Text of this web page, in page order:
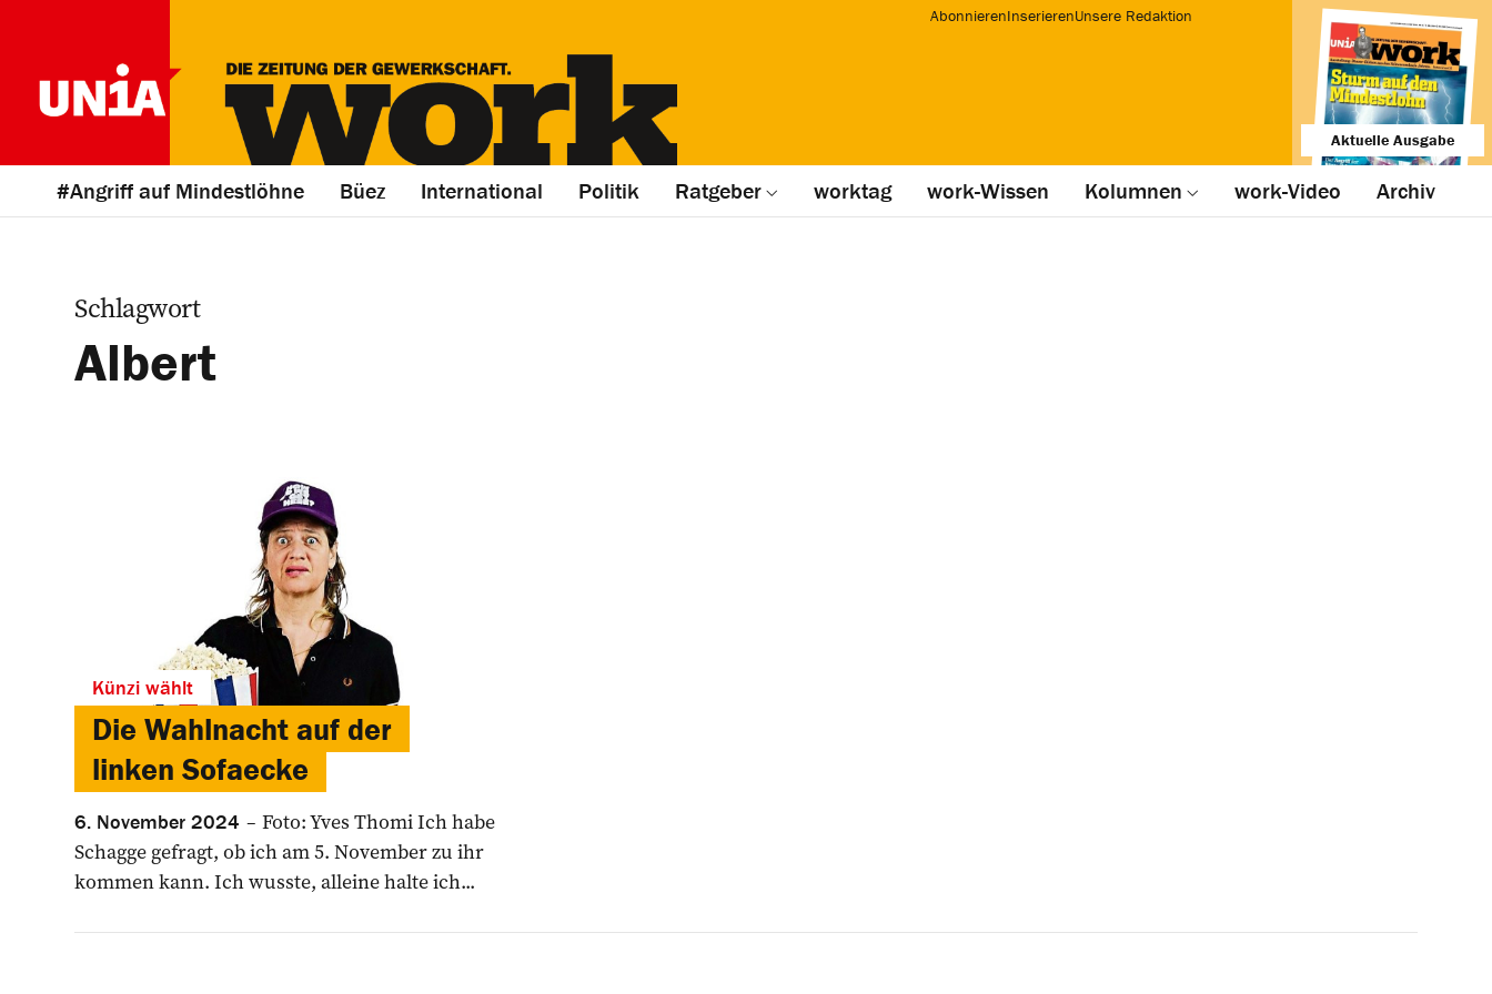
AbonnierenInserierenUnsere Redaktion
Aktuelle Ausgabe
#Angriff auf Mindestlöhne Büez International Politik Ratgeber worktag work-Wissen Kolumnen work-Video Archiv
Schlagwort
Albert
Künzi wählt
Die Wahlnacht auf der
linken Sofaecke
6. November 2024
Foto: Yves Thomi Ich habe
Schagge gefragt, ob ich am 5. November zu ihr
kommen kann. Ich wusste, alleine halte ich...